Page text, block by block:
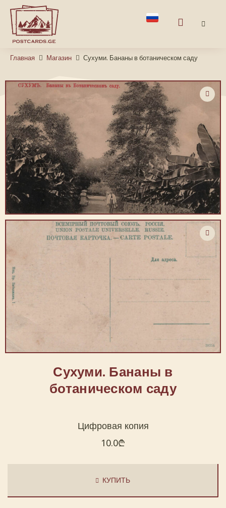
Главная Магазин Сухуми. Бананы в ботаническом саду
Сухуми. Бананы в
ботаническом саду
Цифровая копия
10.0₾
КУПИТЬ